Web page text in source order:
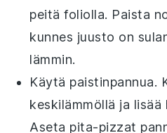
peitä foliolla. Paista
kunnes juusto on
lämmin.
Käytä paistinpannua.
keskilämmöllä ja lisää
Aseta pita-pizzat